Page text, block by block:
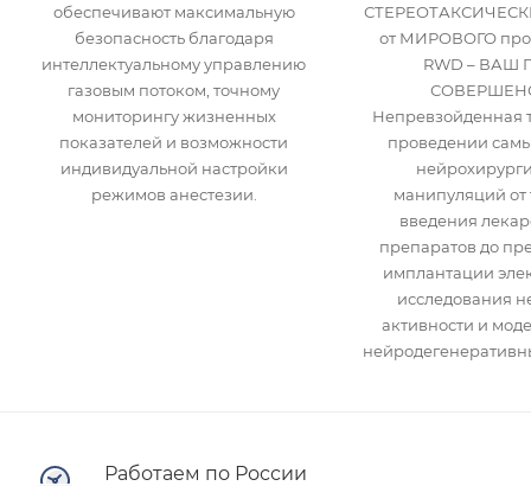
обеспечивают максимальную
безопасность благодаря
интеллектуальному управлению
газовым потоком, точному
мониторингу жизненных
показателей и возможности
индивидуальной настройки
режимов анестезии.
от МИРОВОГО
RWD – ВАШ
Непревзойденная
проведении
манипуляций от
введения
препаратов до
имплантации
исследования
активности и
Работаем по России